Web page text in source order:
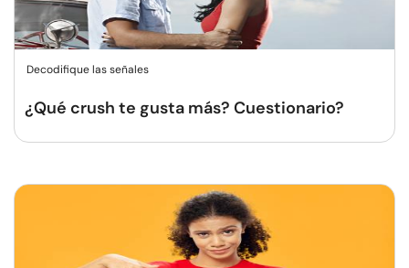
Decodifique las señales
¿Qué crush te gusta más? Cuestionario?